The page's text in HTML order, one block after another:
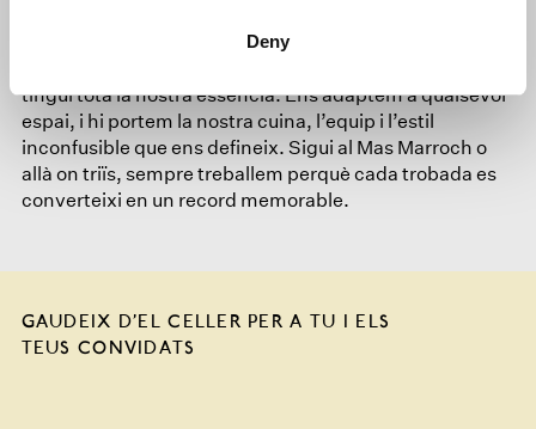
Deny
Marroch per al teu esdeveniment. Alhora, també ens
tingui tota la nostra essència. Ens adaptem a qualsevol
espai, i hi portem la nostra cuina, l’equip i l’estil
inconfusible que ens defineix. Sigui al Mas Marroch o
allà on triïs, sempre treballem perquè cada trobada es
converteixi en un record memorable.
GAUDEIX D’EL CELLER PER A TU I ELS
TEUS CONVIDATS